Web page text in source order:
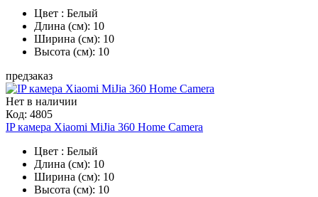
Цвет : Белый
Длина (см): 10
Ширина (см): 10
Высота (см): 10
предзаказ
Нет в наличии
Код: 4805
IP камера Xiaomi MiJia 360 Home Camera
Цвет : Белый
Длина (см): 10
Ширина (см): 10
Высота (см): 10